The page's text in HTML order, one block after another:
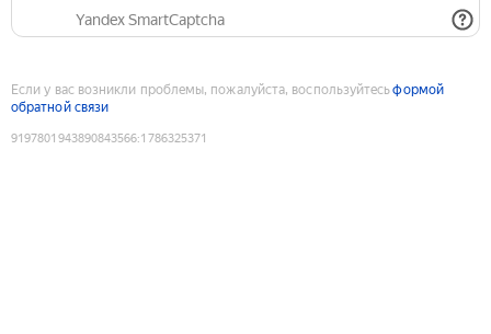
Yandex SmartCaptcha
Если у вас возникли проблемы, пожалуйста, воспользуйтесьформой
обратной связи
9197801943890843566:1786325371